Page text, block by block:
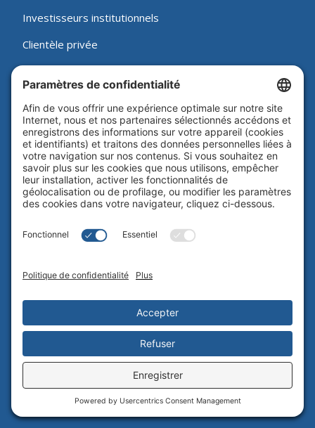
Investisseurs institutionnels
Clientèle privée
Investisseurs individuels
LIENS RAPIDES
Stratégies
Équipe
Notre firme
Nous joindre
Travailler chez Beutel Goodman
NOUS TROUVER